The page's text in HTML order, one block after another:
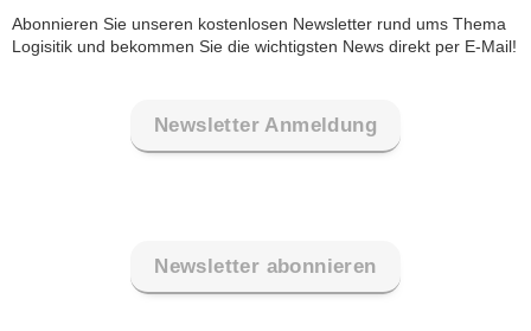
Abonnieren Sie unseren kostenlosen Newsletter rund ums Thema
Logisitik und bekommen Sie die wichtigsten News direkt per E-Mail!
Newsletter Anmeldung
Newsletter abonnieren